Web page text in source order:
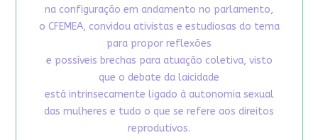
na configuração em andamento no parlamento,
o CFEMEA, convidou ativistas e estudiosas do tema
para propor reflexões
e possíveis brechas para atuação coletiva, visto
que o debate da laicidade
está intrinsecamente ligado à autonomia sexual
das mulheres e tudo o que se refere aos direitos
reprodutivos.